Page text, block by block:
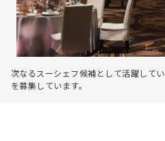
次なるスーシェフ候補として活躍して
を募集しています。